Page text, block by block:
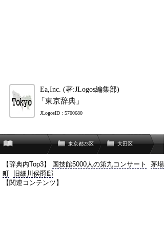
Ea,Inc. (著:JLogos編集部)
「東京辞典」
JLogosID : 5700680
東京都23区 大田区
【辞典内Top3】 国技館5000人の第九コンサート
茅場
町
旧細川侯爵邸
【関連コンテンツ】